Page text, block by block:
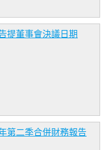
提董事會決議日期
第二季合併財務報告